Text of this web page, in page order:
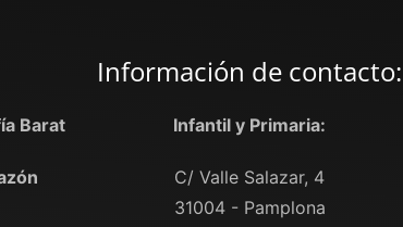
Información de contacto:
Barat Infantil y Primaria:
C/ Valle Salazar, 4
31004 - Pamplona